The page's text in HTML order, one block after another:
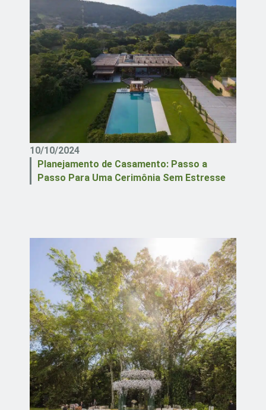
10/10/2024
Planejamento de Casamento: Passo a
Passo Para Uma Cerimônia Sem Estresse